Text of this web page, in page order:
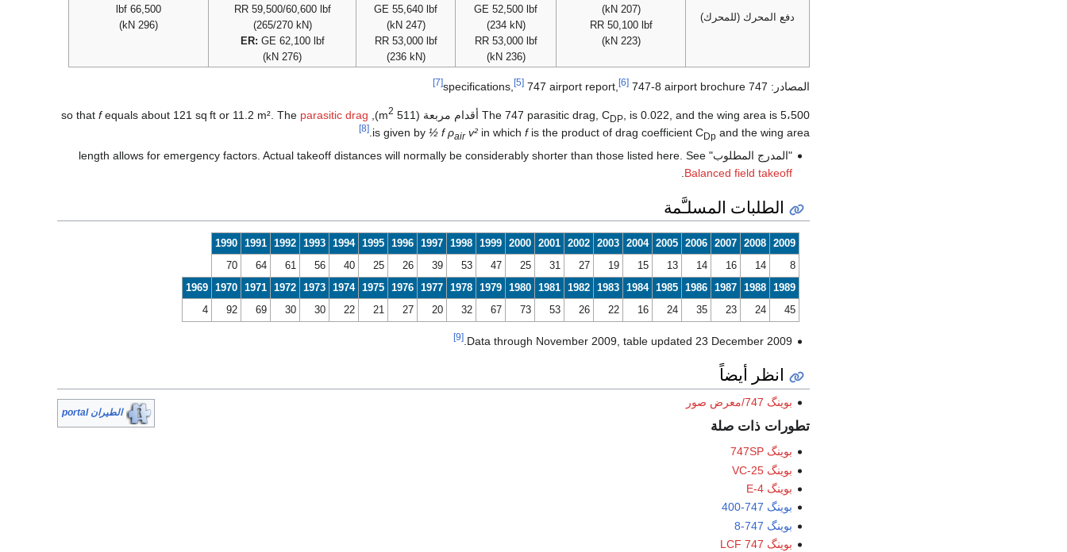
دفع المحرك (للمحرك)
(207 kN)
RR 50,100 lbf
(223 kN)
GE 52,500 lbf
(234 kN)
RR 53,000 lbf
(236 kN)
GE 55,640 lbf
(247 kN)
RR 53,000 lbf
(236 kN)
RR 59,500/60,600 lbf
(265/270 kN)
ER: GE 62,100 lbf
(276 kN)
66,500 lbf
(296 kN)
المصادر: 747 specifications, [5] 747 airport report, [6] 747-8 airport brochure
[7]
The 747 parasitic drag, CDP, is 0.022, and the wing area is 5،500 أقدام مربعة (511 m 2
), so that
fequals about 121 sq ft or 11.2 m². The parasitic drag
is given by ½ f ρairv² in which fis the product of drag coefficient CDp and the wing area.
[8]
"المدرج المطلوب" length allows for emergency factors. Actual takeoff distances will normally be considerably shorter than those listed here. See
Balanced field takeoff
.
الطلبات المسلـَّمة
2009
2008
2007
2006
2005
2004
2003
2002
2001
2000
1999
1998
1997
1996
1995
1994
1993
1992
1991
1990
8
14
16
14
13
15
19
27
31
25
47
53
39
26
25
40
56
61
64
70
1989
1988
1987
1986
1985
1984
1983
1982
1981
1980
1979
1978
1977
1976
1975
1974
1973
1972
1971
1970
1969
45
24
23
35
24
16
22
26
53
73
67
32
20
27
21
22
30
30
69
92
4
Data through November 2009, table updated 23 December 2009.
[9]
انظر أيضاً
الطيران portal
بوينگ 747/معرض صور
تطورات ذات صلة
بوينگ 747SP
بوينگ VC-25
بوينگ E-4
بوينگ 747-400
بوينگ 747-8
بوينگ 747 LCF